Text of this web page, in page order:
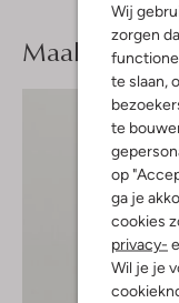
Wij
zorgen
te slaan,
te
op
ga je
cookies
privacy-
Wil je je
Maak jelook